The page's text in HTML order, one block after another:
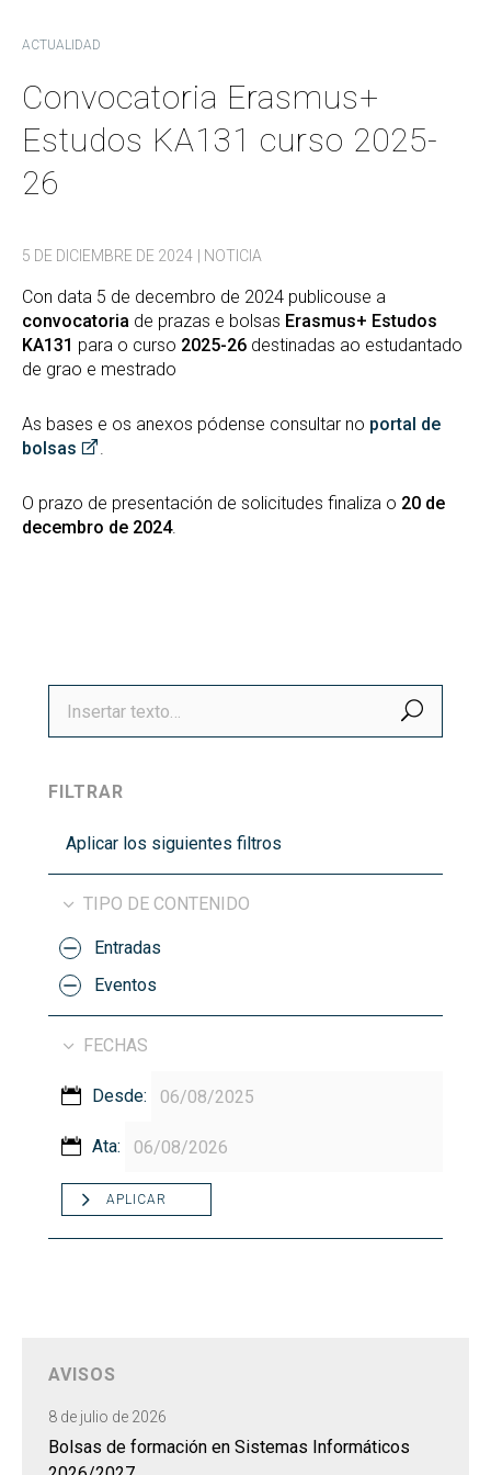
ACTUALIDAD
Convocatoria Erasmus+
Estudos KA131 curso 2025-
26
5 DE DICIEMBRE DE 2024 | NOTICIA
Con data 5 de decembro de 2024 publicouse a
convocatoria de prazas e bolsas Erasmus+ Estudos
KA131 para o curso 2025-26 destinadas ao estudantado
de grao e mestrado
As bases e os anexos pódense consultar no portal de
bolsas
.
O prazo de presentación de solicitudes finaliza o 20 de
decembro de 2024.
FILTRAR
Aplicar los siguientes filtros
TIPO DE CONTENIDO
Entradas
Eventos
FECHAS
Desde:
Ata:
APLICAR
AVISOS
8 de julio de 2026
Bolsas de formación en Sistemas Informáticos